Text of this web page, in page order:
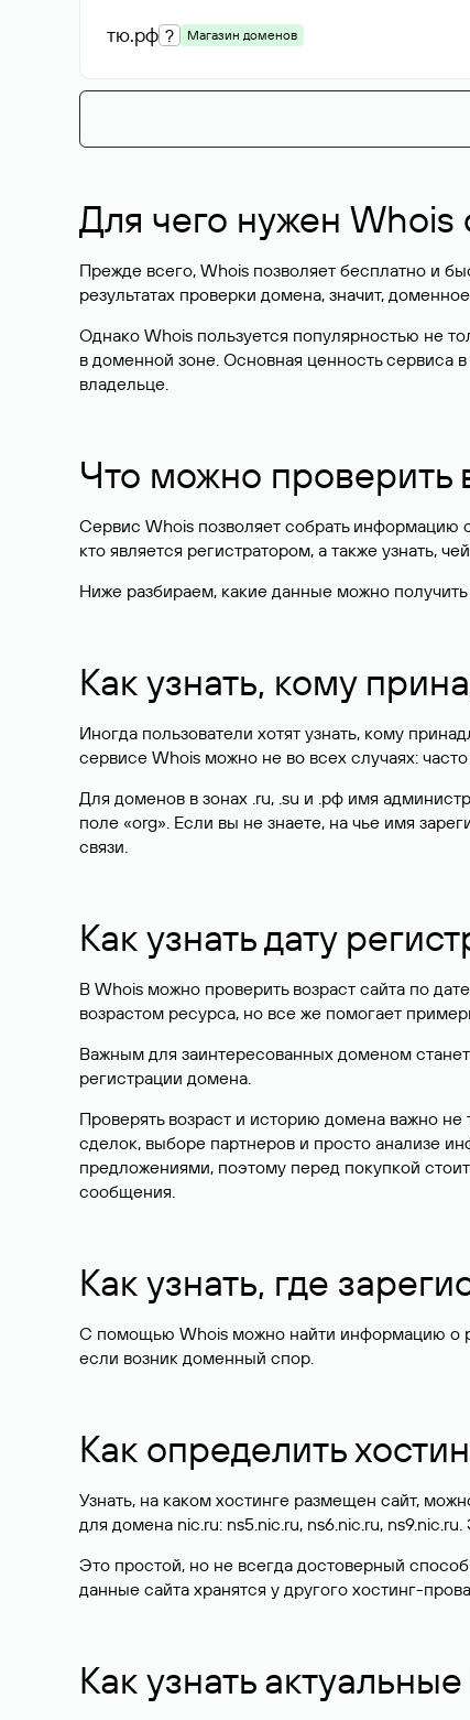
тю.рф ? Магазин доменов
Для чего нужен Whois
Прежде всего, Whois позволяет бесплатно и
результатах проверки домена, значит,
Однако Whois пользуется популярностью не
в доменной зоне. Основная ценность сервиса
владельце.
Что можно проверить
Сервис Whois позволяет собрать информацию
кто является регистратором, а также узнать,
Ниже разбираем, какие данные можно
Как узнать, кому
Иногда пользователи хотят узнать, кому
сервисе Whois можно не во всех случаях:
Для доменов в зонах .ru, .su и .рф имя
поле «org». Если вы не знаете, на чье имя
связи.
Как узнать дату
В Whois можно проверить возраст сайта по
возрастом ресурса, но все же помогает
Важным для заинтересованных доменом
регистрации домена.
Проверять возраст и историю домена важно
сделок, выборе партнеров и просто анализе
предложениями, поэтому перед покупкой
сообщения.
Как узнать, где
С помощью Whois можно найти информацию о
если возник доменный спор.
Как определить
Узнать, на каком хостинге размещен сайт,
для домена nic.ru: ns5.nic.ru, ns6.nic.ru,
Это простой, но не всегда достоверный
данные сайта хранятся у другого хостинг-
Как узнать